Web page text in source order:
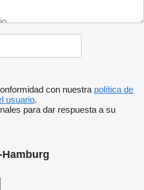
con nuestra política de
usuario.
para dar respuesta a su